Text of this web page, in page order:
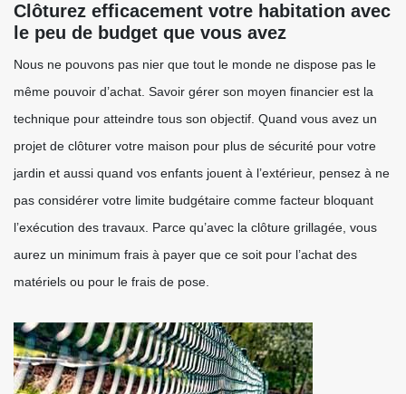
Clôturez efficacement votre habitation avec
le peu de budget que vous avez
Nous ne pouvons pas nier que tout le monde ne dispose pas le
même pouvoir d’achat. Savoir gérer son moyen financier est la
technique pour atteindre tous son objectif. Quand vous avez un
projet de clôturer votre maison pour plus de sécurité pour votre
jardin et aussi quand vos enfants jouent à l’extérieur, pensez à ne
pas considérer votre limite budgétaire comme facteur bloquant
l’exécution des travaux. Parce qu’avec la clôture grillagée, vous
aurez un minimum frais à payer que ce soit pour l’achat des
matériels ou pour le frais de pose.